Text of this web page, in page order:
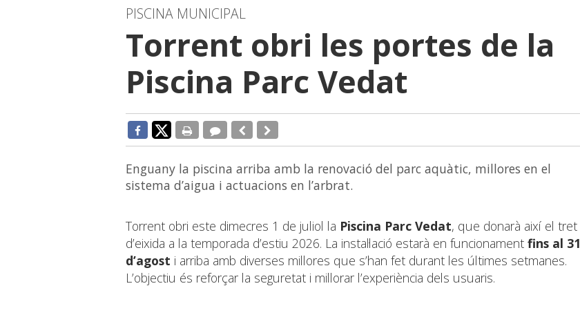
PISCINA MUNICIPAL
Torrent obri les portes de la
Piscina Parc Vedat
Enguany la piscina arriba amb la renovació del parc aquàtic, millores en el
sistema d’aigua i actuacions en l’arbrat.
Torrent obri este dimecres 1 de juliol la Piscina Parc Vedat, que donarà així el tret
d’eixida a la temporada d’estiu 2026. La instal·lació estarà en funcionament fins al 31
d’agost i arriba amb diverses millores que s’han fet durant les últimes setmanes.
L’objectiu és reforçar la seguretat i millorar l’experiència dels usuaris.